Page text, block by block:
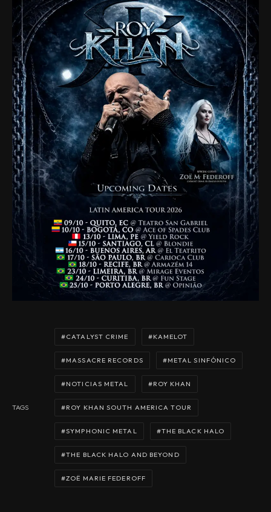
TAGS
CATALYST CRIME KAMELOT
MASSACRE RECORDS METAL SINFÓNICO
NOTICIAS METAL ROY KHAN
ROY KHAN SOUTH AMERICA TOUR
SYMPHONIC METAL THE BLACK HALO
THE BLACK HALO AND BEYOND
ZOË MARIE FEDEROFF